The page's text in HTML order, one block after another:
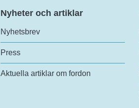
Nyheter och artiklar
Nyhetsbrev
Press
Aktuella artiklar om fordon